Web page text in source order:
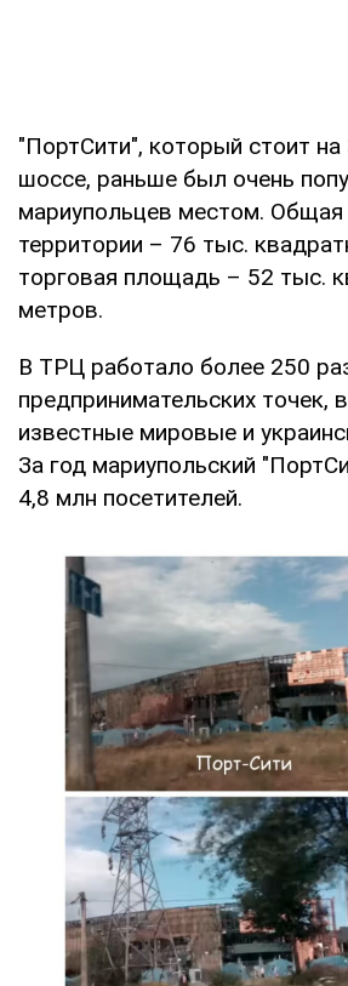
"ПортСити", который стоит
шоссе, раньше был очень
мариупольцев местом.
территории – 76 тыс.
торговая площадь – 52 тыс.
метров.
В ТРЦ работало более 250
предпринимательских точек,
известные мировые и
За год мариупольский
4,8 млн посетителей.